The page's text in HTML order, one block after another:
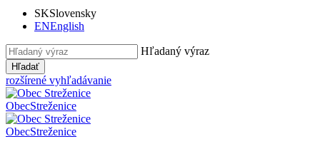
SKSlovensky
ENEnglish
Hľadaný výraz
Hľadať
rozšírené vyhľadávanie
ObecStreženice
ObecStreženice